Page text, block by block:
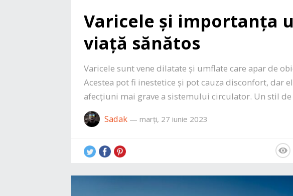
Varicele și importanța
viață sănătos
Varicele sunt vene dilatate și umflate care apar de
Acestea pot fi inestetice și pot cauza disconfort, dar
afecțiuni mai grave a sistemului circulator. Un stil
Sadak — marți, 27 iunie 2023